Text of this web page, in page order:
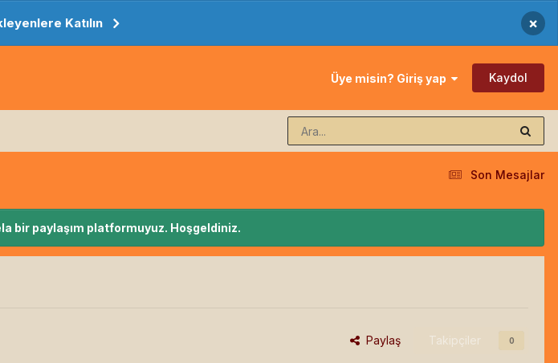
Katılın ×
Üye misin? Giriş yap Kaydol
Son Mesajlar
bir paylaşım platformuyuz. Hoşgeldiniz.
Paylaş Takipçiler 0